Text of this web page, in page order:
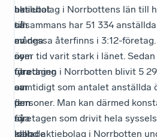
beslutat
om
en
ny
utredning
om
den
så
kallade
har
så
många
som
fyra
av
fem
nya
jobb
aktiebolag i Norrbottens län till
tillsammans har 51 334
av dessa återfinns i 3:12-
över tid varit stark i länet. Sedan
företagen i Norrbotten blivit 5
samtidigt som antalet anställda
personer. Man kan därmed
företagen som drivit hela
bland aktiebolag i Norrbotten